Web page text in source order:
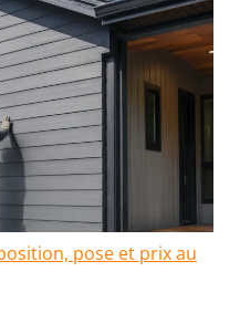
pose et prix au